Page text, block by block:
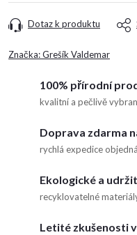
Dotaz k produktu
Značka:Grešík Valdemar
100% přírodní
kvalitní a pečlivě
Doprava zdarma
rychlá expedice
Ekologické a
recyklovatelné
Letité zkušenosti